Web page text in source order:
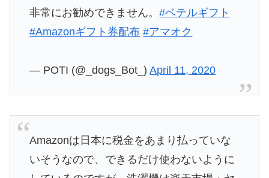
非常にお勧めできません。#ベテルギフト
#Amazonギフト券配布 #アマオク
— POTI (@_dogs_Bot_)April 11, 2020
Amazonは日本に税金をあまり払っていな
いそうなので、できるだけ使わないように